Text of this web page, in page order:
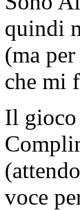
quindi
(ma
che mi
Il gioco
voce